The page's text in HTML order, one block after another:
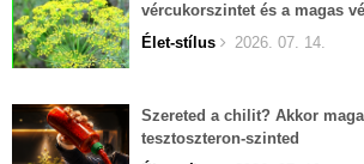
vércukorszintet és a magas
Élet-stílus
2026. 07. 14.
Szereted a chilit? Akkor
tesztoszteron-szinted